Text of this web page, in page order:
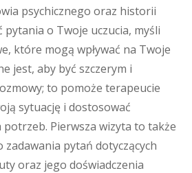
psychicznego oraz historii
pytania o Twoje uczucia, myśli
które mogą wpływać na Twoje
jest, aby być szczerym i
to pomoże terapeucie
sytuację i dostosować
potrzeb. Pierwsza wizyta to także
zadawania pytań dotyczących
oraz jego doświadczenia